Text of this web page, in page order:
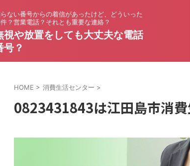
ない番号からの着信があったけど、どういった
？営業電話？それとも重要な連絡？
視や放置をしても大丈夫な電話
号？
HOME > 消費生活センター >
0823431843は江田島市消